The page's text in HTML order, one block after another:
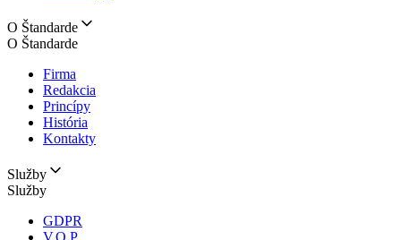
O Štandarde
O Štandarde
Firma
Redakcia
Princípy
História
Kontakty
Služby
Služby
GDPR
V.O.P